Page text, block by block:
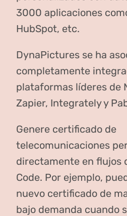
3000 aplicaciones
HubSpot, etc.
DynaPictures se ha
completamente
plataformas líderes de
Zapier, Integrately y
Genere certificado de
telecomunicaciones
directamente en flujos
Code. Por ejemplo,
nuevo certificado de
bajo demanda cuando